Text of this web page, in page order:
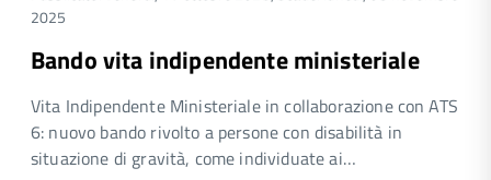
2025
Bando vita indipendente ministeriale
Vita Indipendente Ministeriale in collaborazione con ATS
6: nuovo bando rivolto a persone con disabilità in
situazione di gravità, come individuate ai…